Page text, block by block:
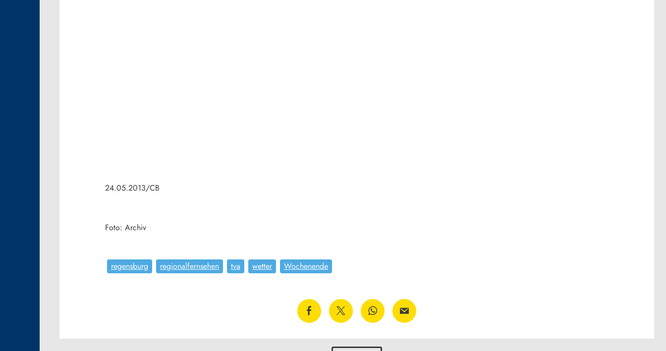
24.05.2013/CB
Foto: Archiv
regensburg regionalfernsehen tva wetter Wochenende